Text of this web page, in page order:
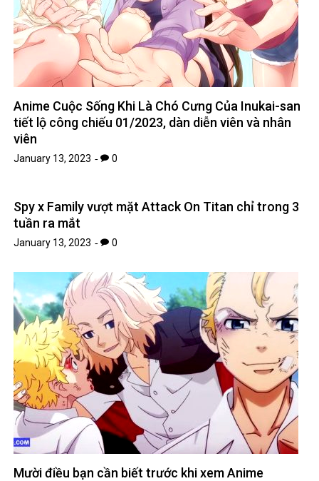
Anime Cuộc Sống Khi Là Chó Cưng Của Inukai-san
tiết lộ công chiếu 01/2023, dàn diễn viên và nhân
viên
January 13, 2023 0
Spy x Family vượt mặt Attack On Titan chỉ trong 3
tuần ra mắt
January 13, 2023 0
Mười điều bạn cần biết trước khi xem Anime